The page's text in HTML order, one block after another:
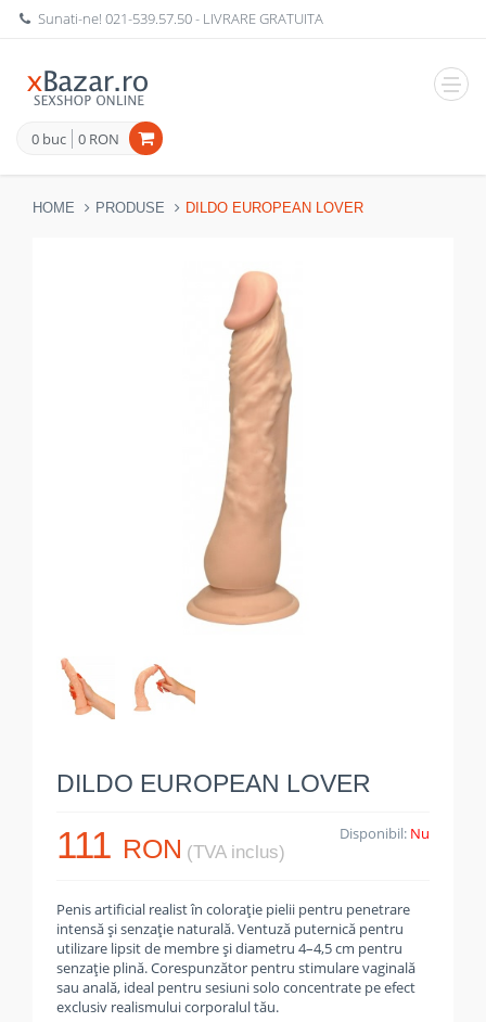
Sunati-ne!021-539.57.50- LIVRARE GRATUITA
0 buc 0 RON
HOME PRODUSE DILDO EUROPEAN LOVER
DILDO EUROPEAN LOVER
111 RON (TVA inclus)
Disponibil: Nu
Penis artificial realist în colorație pielii pentru penetrare
intensă și senzație naturală. Ventuză puternică pentru
utilizare lipsit de membre și diametru 4–4,5 cm pentru
senzație plină. Corespunzător pentru stimulare vaginală
sau anală, ideal pentru sesiuni solo concentrate pe efect
exclusiv realismului corporalul tău.